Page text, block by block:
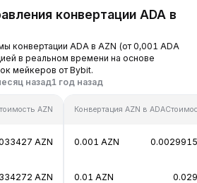
конвертации ADA в
конвертации ADA в AZN (от 0,001 ADA
в реальном времени на основе
мейкеров от Bybit.
назад1 год назад
AZN
AZN
AZN
Конвертация AZN в ADA
0.001 AZN
0.01 AZN